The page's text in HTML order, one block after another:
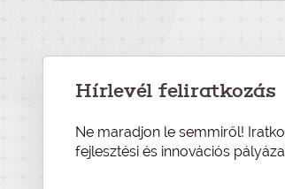
Hírlevél feliratkozás
Ne maradjon le semmiről!
fejlesztési és innovációs